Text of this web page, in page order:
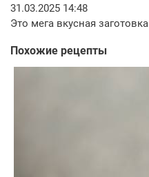
31.03.2025 14:48
Это мега вкусная заготовка
Похожие рецепты